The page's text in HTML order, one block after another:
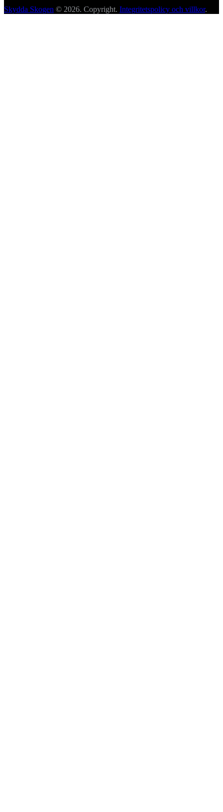
Skydda Skogen © 2026. Copyright. Integritetspolicy och villkor.